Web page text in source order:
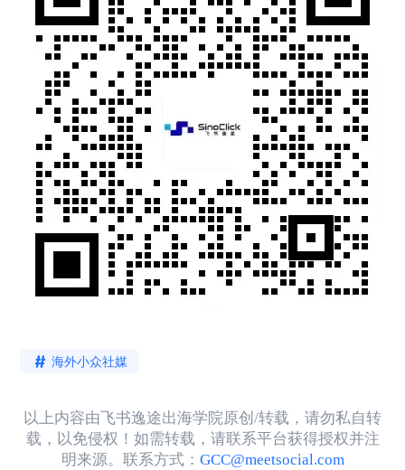
海外小众社媒
以上内容由飞书逸途出海学院原创/转载，请勿私自转
载，以免侵权！如需转载，请联系平台获得授权并注
明来源。联系方式： GCC@meetsocial.com